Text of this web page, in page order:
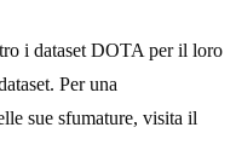
i dataset DOTA per il loro
Per una
sue sfumature, visita il